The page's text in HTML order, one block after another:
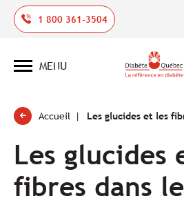
1 800 361-3504
Ouvrir
site
MENU
Accueil Les glucides et les
Les glucides
fibres dans